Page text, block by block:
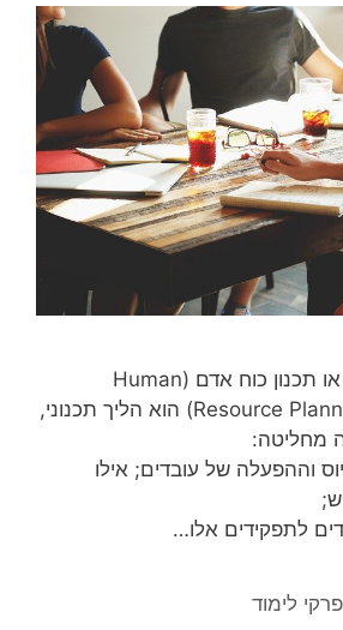
תכנון משאבי אנוש או תכנון כוח אדם (Human
Resource Planning, HR Planning) הוא הליך תכנוני,
מחליטה:
וההפעלה של עובדים; אילו
לתפקידים אלו…
פרקי לימוד